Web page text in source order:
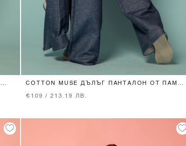
XS S M
COTTON MUSE ДЪЛЪГ ПАНТАЛОН ОТ ПАМУК
€109 / 213.19 ЛВ.